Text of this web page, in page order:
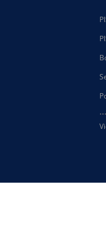
...